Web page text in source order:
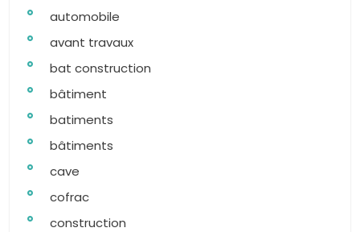
automobile
avant travaux
bat construction
bâtiment
batiments
bâtiments
cave
cofrac
construction